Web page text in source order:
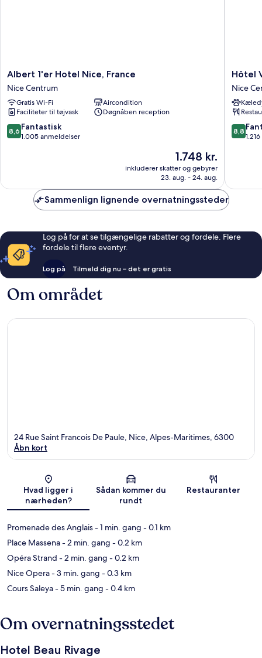
Albert
1'er
Hotel
Nice,
France
Nice
Centrum
Albert 1'er Hotel Nice, France
Nice Centrum
Gratis Wi-Fi
Aircondition
Faciliteter til tøjvask
Døgnåben reception
8.6
ud
anmeldelser
8,6 Fantastisk
1.005 anmeldelser
Prisen
er
1.748 kr.
1.748 kr.
inkluderer skatter og gebyrer
23. aug. - 24. aug.
Hôtel
Bleues
Le
Royal
Nice
Hôtel
Nice
8.8
ud
8,8
Sammenlign lignende overnatningssteder
Log på for at se tilgængelige rabatter og fordele. Flere
fordele til flere eventyr.
Log på Tilmeld dig nu – det er gratis
Om området
Kort
24 Rue Saint Francois De Paule, Nice, Alpes-Maritimes, 6300
Åbn kort
Hvad ligger i
nærheden?
Sådan kommer du
rundt
Restauranter
Promenade des Anglais- 1 min. gang - 0.1 km
Place Massena- 2 min. gang - 0.2 km
Opéra Strand - 2 min. gang - 0.2 km
Nice Opera- 3 min. gang - 0.3 km
Cours Saleya- 5 min. gang - 0.4 km
Om overnatningsstedet
Hotel Beau Rivage